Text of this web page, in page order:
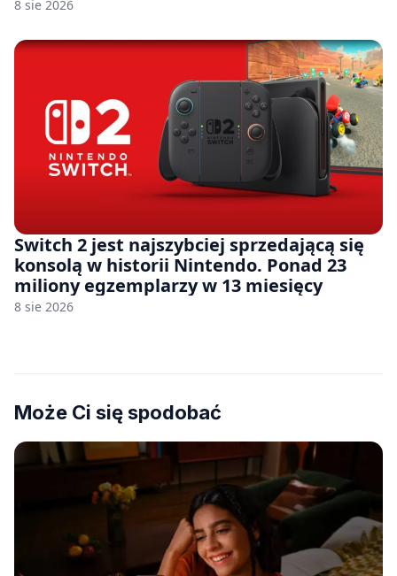
8 sie 2026
Switch 2 jest najszybciej sprzedającą się
konsolą w historii Nintendo. Ponad 23
miliony egzemplarzy w 13 miesięcy
8 sie 2026
Może Ci się spodobać